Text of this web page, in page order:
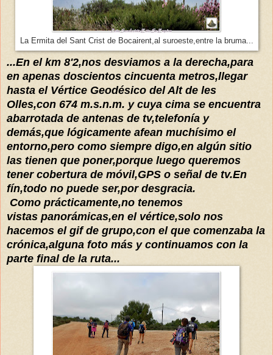
La Ermita del Sant Crist de Bocairent,al suroeste,entre la bruma...
...En el km 8'2,nos desviamos a la derecha,para
en apenas doscientos cincuenta metros,llegar
hasta el Vértice Geodésico del Alt de les
Olles,con 674 m.s.n.m. y cuya cima se encuentra
abarrotada de antenas de tv,telefonía y
demás,que lógicamente afean muchísimo el
entorno,pero como siempre digo,en algún sitio
las tienen que poner,porque luego queremos
tener cobertura de móvil,GPS o señal de tv.En
fín,todo no puede ser,por desgracia.
Como prácticamente,no tenemos
vistas panorámicas,en el vértice,solo nos
hacemos el gif de grupo,con el que comenzaba la
crónica,alguna foto más y continuamos con la
parte final de la ruta...